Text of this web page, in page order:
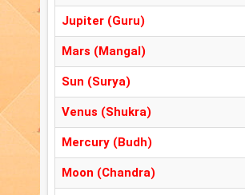
Jupiter (Guru)
Mars (Mangal)
Sun (Surya)
Venus (Shukra)
Mercury (Budh)
Moon (Chandra)